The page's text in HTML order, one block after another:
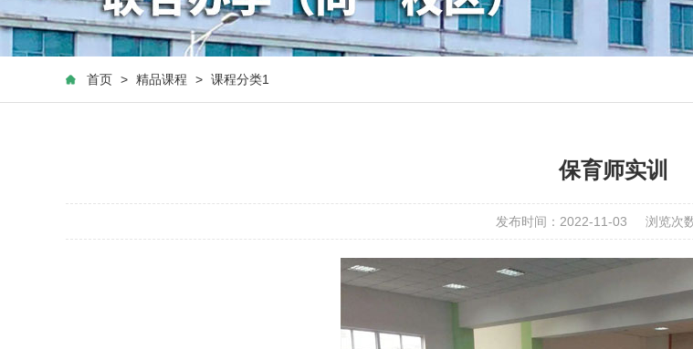
首页 > 精品课程 > 课程分类1
保育师实训
发布时间：2022-11-03 浏览次